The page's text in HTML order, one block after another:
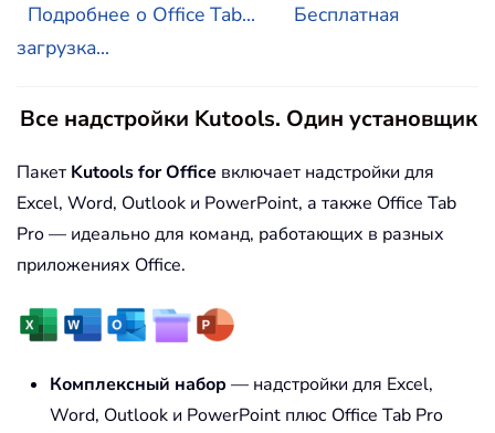
Подробнее о Office Tab...
Бесплатная
загрузка...
Все надстройки Kutools. Один установщик
Пакет Kutools for Office включает надстройки для
Excel, Word, Outlook и PowerPoint, а также Office Tab
Pro — идеально для команд, работающих в разных
приложениях Office.
Комплексный набор — надстройки для Excel,
Word, Outlook и PowerPoint плюс Office Tab Pro